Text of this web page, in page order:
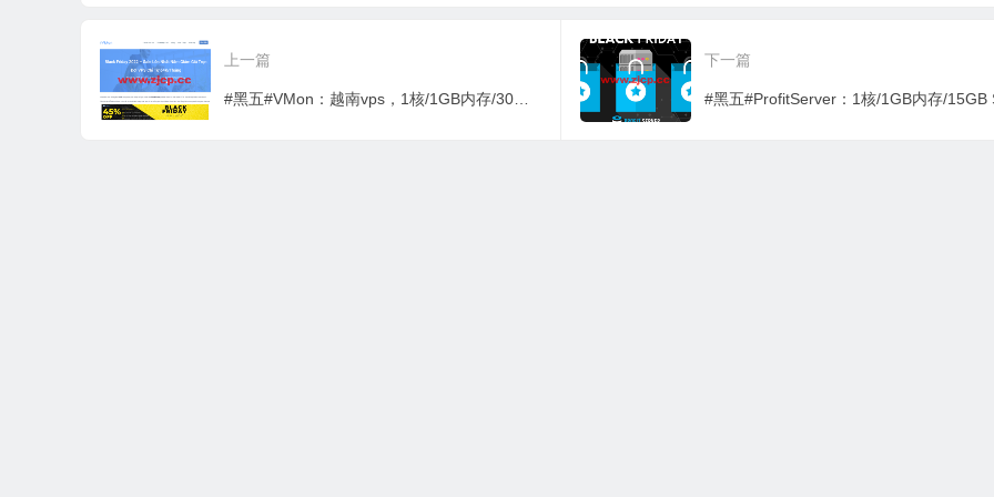
上一篇 下一篇